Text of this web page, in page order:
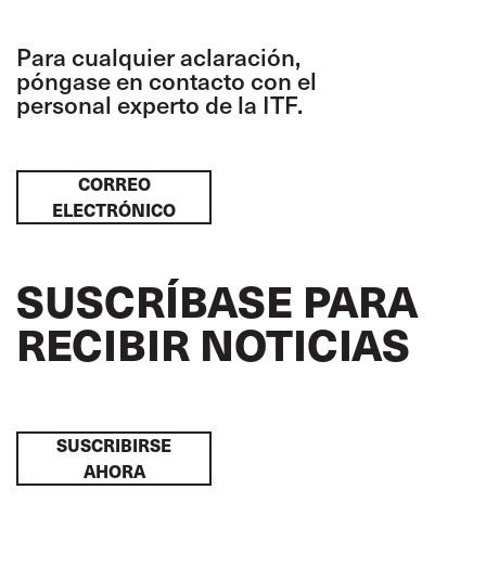
Para cualquier aclaración,
póngase en contacto con el
personal experto de la ITF.
CORREO
ELECTRÓNICO
SUSCRÍBASE PARA
RECIBIR NOTICIAS
SUSCRIBIRSE
AHORA